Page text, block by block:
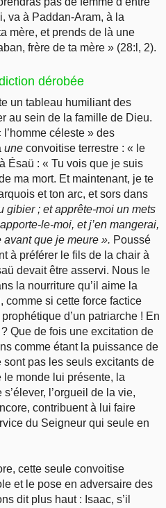
va à Paddan-Aram, à la
mère, et prends de là une
frère de ta mère » (28:l, 2).
dérobée
un tableau humiliant des
au sein de la famille de Dieu.
céleste » des
une convoitise terrestre : « le
Ésaü : « Tu vois que je suis
ma mort. Et maintenant, je te
et ton arc, et sors dans
gibier ; et apprête-moi un mets
le-moi, et j’en mangerai,
que je meure ». Poussé
à préférer le fils de la chair à
devait être asservi. Nous le
la nourriture qu’il aime la
comme si cette force factice
d’un patriarche ! En
Que de fois une excitation de
comme étant la puissance de
sont pas les seuls excitants de
le monde lui présente, la
l’orgueil de la vie,
contribuent à lui faire
du Seigneur qui seule en
cette seule convoitise
et le pose en adversaire des
dit plus haut : Isaac, s’il